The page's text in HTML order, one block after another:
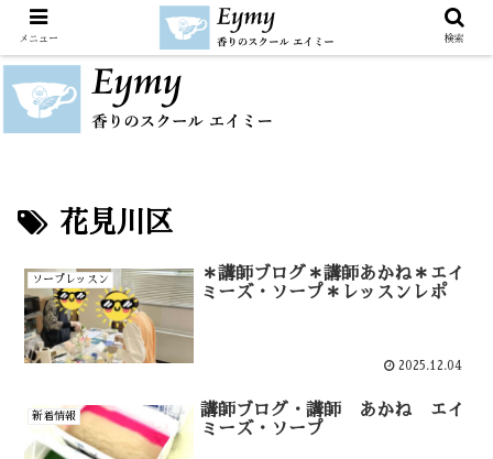
花見川区
ソープレッスン
＊講師ブログ＊講師あかね＊エイ
ミーズ・ソープ＊レッスンレポ
2025.12.04
新着情報
講師ブログ・講師 あかね エイ
ミーズ・ソープ
メニュー 検索